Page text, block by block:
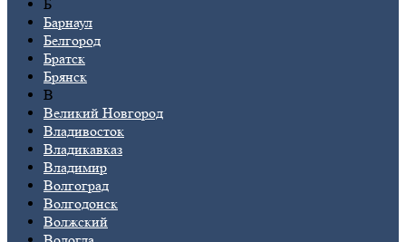
Б
Барнаул
Белгород
Братск
Брянск
В
Великий Новгород
Владивосток
Владикавказ
Владимир
Волгоград
Волгодонск
Волжский